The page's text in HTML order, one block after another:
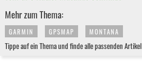
Mehr zum Thema:
GARMIN GPSMAP MONTANA
Tippe auf ein Thema und finde alle passenden Artikel